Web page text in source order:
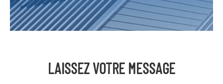
LAISSEZ VOTRE MESSAGE